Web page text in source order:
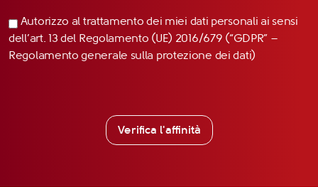
Autorizzo al trattamento dei miei dati personali ai sensi
dell’art. 13 del Regolamento (UE) 2016/679 (“GDPR” –
Regolamento generale sulla protezione dei dati)
Verifica l'affinità